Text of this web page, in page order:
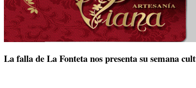
La falla de La Fonteta nos presenta su semana